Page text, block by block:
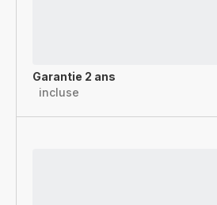
Garantie 2 ans
incluse